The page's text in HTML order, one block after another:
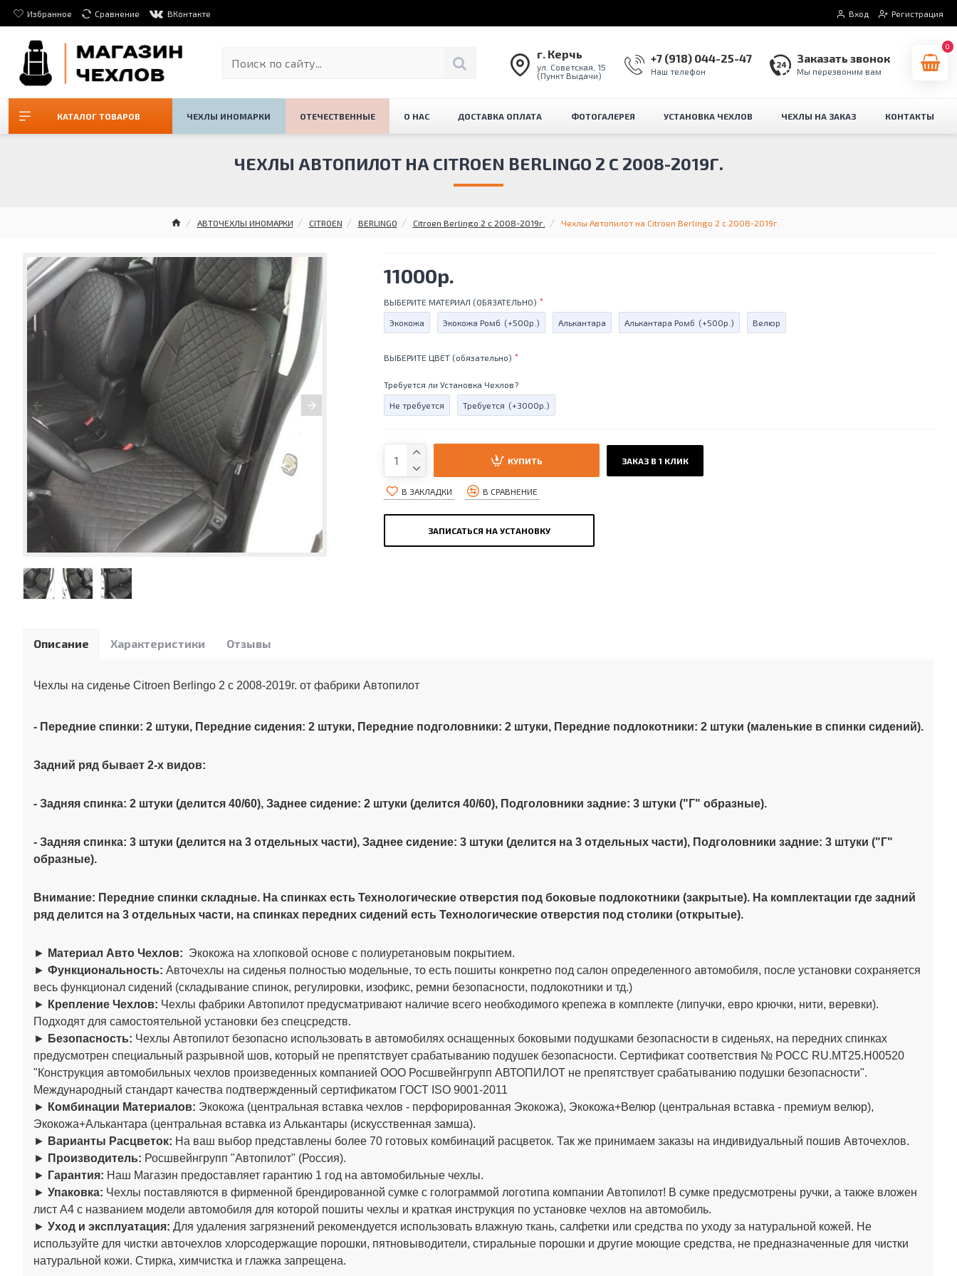
Избранное Сравнение ВКонтакте Вход Регистрация
г. Керчь
ул. Советская, 15
(Пункт Выдачи)
+7 (918) 044-25-47
Наш телефон
Заказать звонок
Мы перезвоним вам
0
КАТАЛОГ ТОВАРОВ ЧЕХЛЫ ИНОМАРКИ ОТЕЧЕСТВЕННЫЕ О НАС ДОСТАВКА ОПЛАТА ФОТОГАЛЕРЕЯ УСТАНОВКА ЧЕХЛОВ ЧЕХЛЫ НА ЗАКАЗ КОНТАКТЫ
АВТОЧЕХЛЫ ИНОМАРКИ CITROEN BERLINGO Citroen Berlingo 2 с 2008-2019г. Чехлы Автопилот на Citroen Berlingo 2 с 2008-2019г.
ЧЕХЛЫ АВТОПИЛОТ НА CITROEN BERLINGO 2 С 2008-2019Г.
11000р.
ВЫБЕРИТЕ МАТЕРИАЛ (ОБЯЗАТЕЛЬНО)
Экокожа Экокожа Ромб (+500р.) Алькантара Алькантара Ромб (+500р.) Велюр
ВЫБЕРИТЕ ЦВЕТ (обязательно)
Требуется ли Установка Чехлов?
Не требуется Требуется (+3000р.)
КУПИТЬ ЗАКАЗ В 1 КЛИК
В ЗАКЛАДКИ В СРАВНЕНИЕ
ЗАПИСАТЬСЯ НА УСТАНОВКУ
Описание Характеристики Отзывы
Чехлы на сиденье Citroen Berlingo 2 с 2008-2019г. от фабрики Автопилот
- Передние спинки: 2 штуки, Передние сидения: 2 штуки, Передние подголовники: 2 штуки, Передние подлокотники: 2 штуки (маленькие в спинки сидений).
Задний ряд бывает 2-х видов:
- Задняя спинка: 2 штуки (делится 40/60), Заднее сидение: 2 штуки (делится 40/60), Подголовники задние: 3 штуки ("Г" образные).
- Задняя спинка: 3 штуки (делится на 3 отдельных части), Заднее сидение: 3 штуки (делится на 3 отдельных части), Подголовники задние: 3 штуки ("Г"
образные).
Внимание: Передние спинки складные. На спинках есть Технологические отверстия под боковые подлокотники (закрытые). На комплектации где задний
ряд делится на 3 отдельных части, на спинках передних сидений есть Технологические отверстия под столики (открытые).
► Материал Авто Чехлов: Экокожа на хлопковой основе с полиуретановым покрытием.
► Функциональность: Авточехлы на сиденья полностью модельные, то есть пошиты конкретно под салон определенного автомобиля, после установки сохраняется
весь функционал сидений (складывание спинок, регулировки, изофикс, ремни безопасности, подлокотники и тд.)
► Крепление Чехлов: Чехлы фабрики Автопилот предусматривают наличие всего необходимого крепежа в комплекте (липучки, евро крючки, нити, веревки).
Подходят для самостоятельной установки без спецсредств.
► Безопасность: Чехлы Автопилот безопасно использовать в автомобилях оснащенных боковыми подушками безопасности в сиденьях, на передних спинках
предусмотрен специальный разрывной шов, который не препятствует срабатыванию подушек безопасности. Сертификат соответствия № РОСС RU.МТ25.Н00520
"Конструкция автомобильных чехлов произведенных компанией ООО Росшвейнгрупп АВТОПИЛОТ не препятствует срабатыванию подушки безопасности".
Международный стандарт качества подтвержденный сертификатом ГОСТ ISO 9001-2011
► Комбинации Материалов: Экокожа (центральная вставка чехлов - перфорированная Экокожа), Экокожа+Велюр (центральная вставка - премиум велюр),
Экокожа+Алькантара (центральная вставка из Алькантары (искусственная замша).
► Варианты Расцветок: На ваш выбор представлены более 70 готовых комбинаций расцветок. Так же принимаем заказы на индивидуальный пошив Авточехлов.
► Производитель: Росшвейнгрупп "Автопилот" (Россия).
► Гарантия: Наш Магазин предоставляет гарантию 1 год на автомобильные чехлы.
► Упаковка: Чехлы поставляются в фирменной брендированной сумке с голограммой логотипа компании Автопилот! В сумке предусмотрены ручки, а также вложен
лист А4 с названием модели автомобиля для которой пошиты чехлы и краткая инструкция по установке чехлов на автомобиль.
► Уход и эксплуатация: Для удаления загрязнений рекомендуется использовать влажную ткань, салфетки или средства по уходу за натуральной кожей. Не
используйте для чистки авточехлов хлорсодержащие порошки, пятновыводители, стиральные порошки и другие моющие средства, не предназначенные для чистки
натуральной кожи. Стирка, химчистка и глажка запрещена.